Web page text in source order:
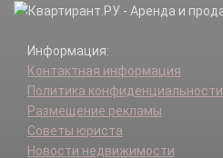
Информация:
Контактная информация
Политика конфиденциальности
Размещение рекламы
Советы юриста
Новости недвижимости